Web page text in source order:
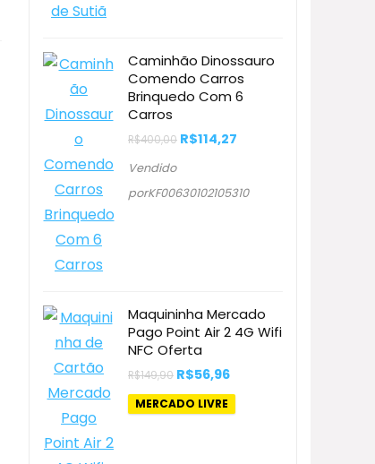
Caminhão Dinossauro
Comendo Carros
Brinquedo Com 6
Carros
R$400,00 O
preço
R$400,00.
R$114,27
R$114,27.
Vendido
porKF00630102105310
Maquininha Mercado
Pago Point Air 2 4G Wifi
NFC Oferta
R$149,90 O
preço
original
era:
R$56,96O
atual
é:
MERCADO LIVRE